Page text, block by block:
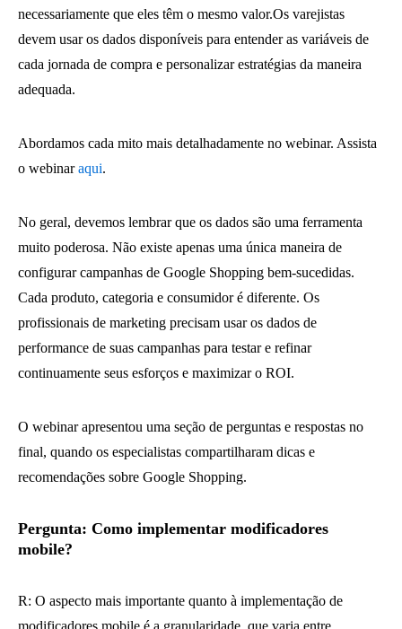
necessariamente que eles têm o mesmo valor.Os varejistas
devem usar os dados disponíveis para entender as variáveis de
cada jornada de compra e personalizar estratégias da maneira
adequada.
Abordamos cada mito mais detalhadamente no webinar. Assista
o webinaraqui.
No geral, devemos lembrar que os dados são uma ferramenta
muito poderosa. Não existe apenas uma única maneira de
configurar campanhas de Google Shopping bem-sucedidas.
Cada produto, categoria e consumidor é diferente. Os
profissionais de marketing precisam usar os dados de
performance de suas campanhas para testar e refinar
continuamente seus esforços e maximizar o ROI.
O webinar apresentou uma seção de perguntas e respostas no
final, quando os especialistas compartilharam dicas e
recomendações sobre Google Shopping.
Pergunta: Como implementar modificadores
mobile?
R: O aspecto mais importante quanto à implementação de
modificadores mobile é a granularidade, que varia entre